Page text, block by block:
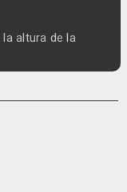
altura de la